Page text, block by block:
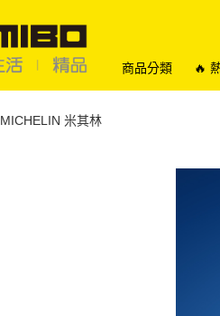
商品分類 🔥
MICHELIN 米其林